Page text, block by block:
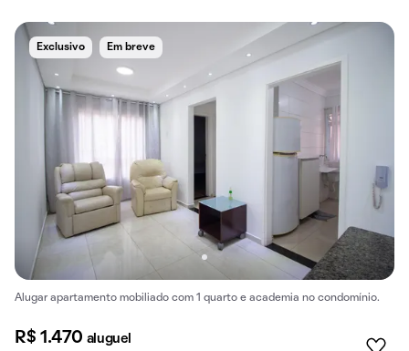
Exclusivo Em breve
Alugar apartamento mobiliado com 1 quarto e academia no condomínio.
R$ 1.470 aluguel